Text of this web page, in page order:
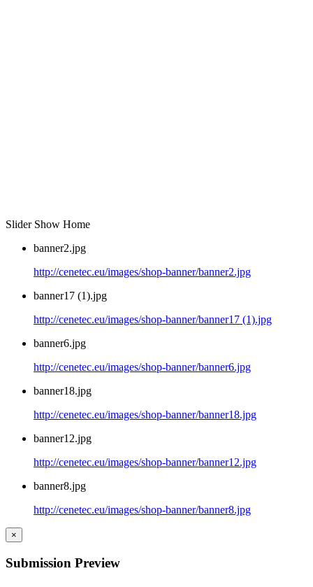
Slider Show Home
banner2.jpg
http://cenetec.eu/images/shop-banner/banner2.jpg
banner17 (1).jpg
http://cenetec.eu/images/shop-banner/banner17 (1).jpg
banner6.jpg
http://cenetec.eu/images/shop-banner/banner6.jpg
banner18.jpg
http://cenetec.eu/images/shop-banner/banner18.jpg
banner12.jpg
http://cenetec.eu/images/shop-banner/banner12.jpg
banner8.jpg
http://cenetec.eu/images/shop-banner/banner8.jpg
×
Submission Preview